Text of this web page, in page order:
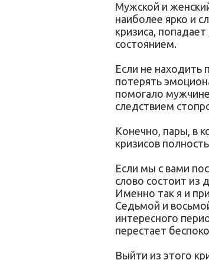
Мужской и
наиболее ярко и
кризиса,
состоянием.
Если не находить
потерять
помогало
следствием
Конечно, пары, в
кризисов
Если мы с вами
слово состоит из
Именно так я и
Седьмой и
интересного
перестает
Выйти из этого